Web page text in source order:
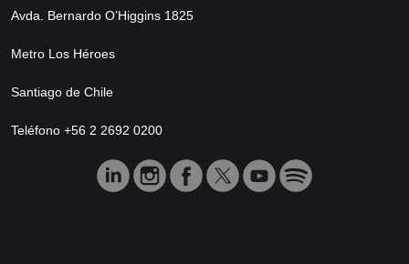
Avda. Bernardo O’Higgins 1825
Metro Los Héroes
Santiago de Chile
Teléfono +56 2 2692 0200